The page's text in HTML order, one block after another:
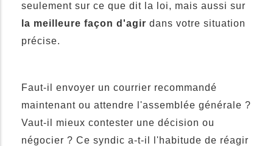
seulement sur ce que dit la loi, mais aussi sur
la meilleure façon d'agir dans votre situation
précise.
Faut-il envoyer un courrier recommandé
maintenant ou attendre l'assemblée générale ?
Vaut-il mieux contester une décision ou
négocier ? Ce syndic a-t-il l'habitude de réagir